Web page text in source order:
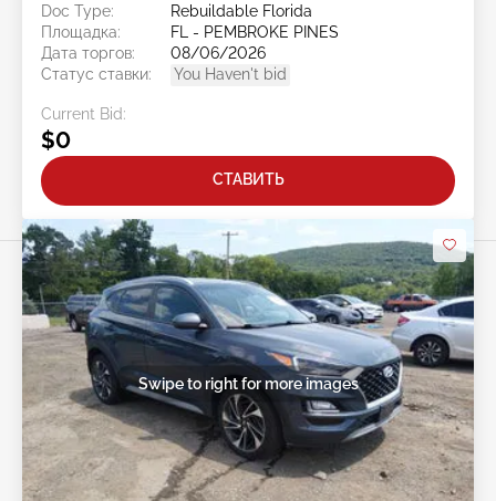
Doc Type:
Rebuildable Florida
Площадка:
FL - PEMBROKE PINES
Дата торгов:
08/06/2026
Статус ставки:
You Haven't bid
Current Bid:
$0
СТАВИТЬ
Swipe to right for more images